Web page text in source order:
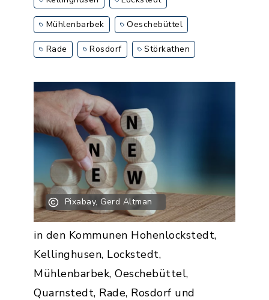
Mühlenbarbek Oeschebüttel
Rade Rosdorf Störkathen
Pixabay, Gerd Altman
in den Kommunen Hohenlockstedt,
Kellinghusen, Lockstedt,
Mühlenbarbek, Oeschebüttel,
Quarnstedt, Rade, Rosdorf und